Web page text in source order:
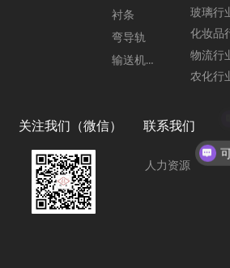
衬条
弯导轨
输送机配件
玻璃行
化妆品
物流行
农化行
关注我们（微信） 联系我们
人力资源